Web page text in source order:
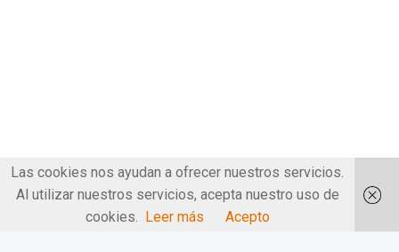
Las cookies nos ayudan a ofrecer nuestros servicios.
Al utilizar nuestros servicios, acepta nuestro uso de
cookies. Leer más Acepto